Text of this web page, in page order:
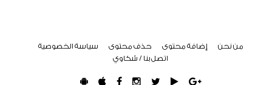
من نحن إضافة محتوى حذف محتوى
سياسة الخصوصية
اتصل بنا / شكاوي